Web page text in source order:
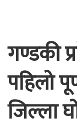
गण्डकी
पहिलो
जिल्ला